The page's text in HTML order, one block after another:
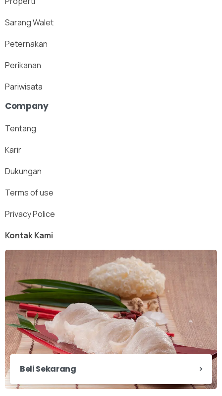
Sarang Walet
Peternakan
Perikanan
Pariwisata
Company
Tentang
Karir
Dukungan
Terms of use
Privacy Police
Kontak Kami
Beli Sekarang